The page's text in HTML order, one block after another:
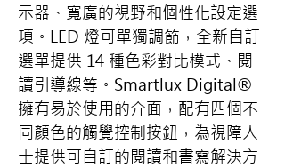
示器、寬廣的視野和個性化設定選
項。LED 燈可單獨調節，全新自訂
選單提供 14 種色彩對比模式、閱
讀引導線等。Smartlux Digital®
擁有易於使用的介面，配有四個不
同顏色的觸覺控制按鈕，為視障人
士提供可自訂的閱讀和書寫解決方